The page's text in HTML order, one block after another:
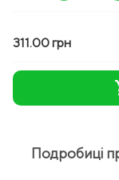
311.00 грн
Подробиці